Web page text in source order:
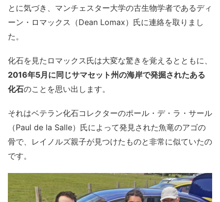
とに気づき、マンチェスター大学の古生物学者であるディ
ーン・ロマックス（Dean Lomax）氏に連絡を取りまし
た。
化石を見たロマックス氏は大変な驚きを覚えるとともに、
2016年5月に同じサマセット州の海岸で発掘されたある
化石のことを思い出します。
それはベテラン化石コレクターのポール・デ・ラ・サール
（Paul de la Salle）氏によって発見された魚竜のアゴの
骨で、レイノルズ親子が見つけたものと非常に似ていたの
です。